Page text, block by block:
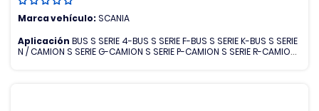
Marca vehículo:SCANIA
Aplicación BUS S SERIE 4-BUS S SERIE F-BUS S SERIE K-BUS S SERIE
N / CAMION S SERIE G-CAMION S SERIE P-CAMION S SERIE R-CAMION